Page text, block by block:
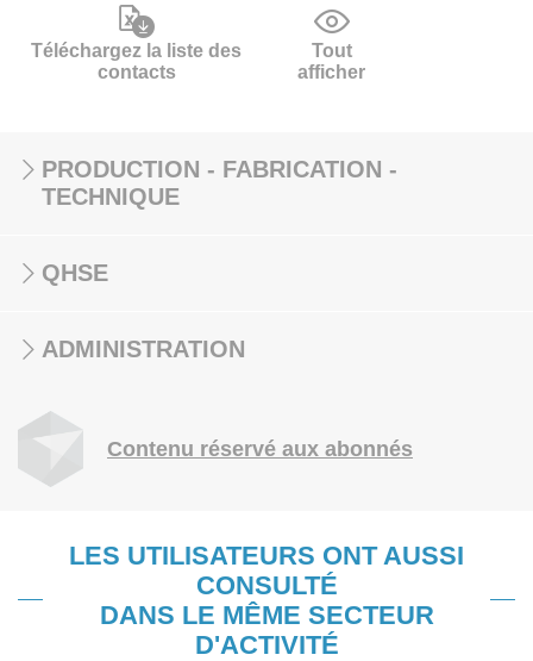
Téléchargez la liste des
contacts
Tout
afficher
PRODUCTION - FABRICATION -
TECHNIQUE
QHSE
ADMINISTRATION
Contenu réservé aux abonnés
LES UTILISATEURS ONT AUSSI
CONSULTÉ
DANS LE MÊME SECTEUR
D'ACTIVITÉ